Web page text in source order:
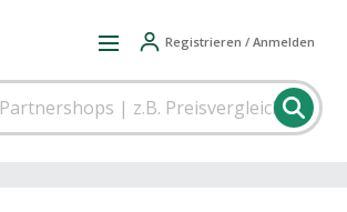
Registrieren / Anmelden